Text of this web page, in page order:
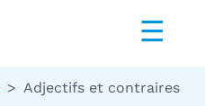
☰
Adjectifs et contraires